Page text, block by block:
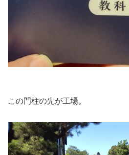
この門柱の先が工場。